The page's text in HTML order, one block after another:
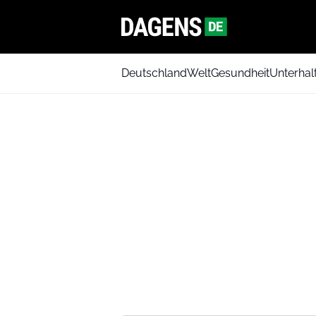
DeutschlandWeltGesundheit